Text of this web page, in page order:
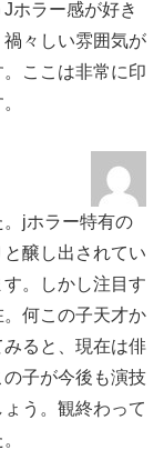
ホラー感が好き
々しい雰囲気が
ここは非常に印
jホラー特有の
醸し出されてい
。しかし注目す
何この子天才か
ると、現在は俳
子が今後も演技
う。観終わって